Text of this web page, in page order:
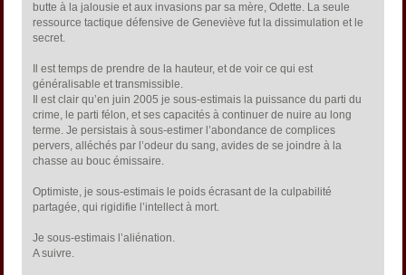
butte à la jalousie et aux invasions par sa mère, Odette. La seule
ressource tactique défensive de Geneviève fut la dissimulation et le
secret.
Il est temps de prendre de la hauteur, et de voir ce qui est
généralisable et transmissible.
Il est clair qu’en juin 2005 je sous-estimais la puissance du parti du
crime, le parti félon, et ses capacités à continuer de nuire au long
terme. Je persistais à sous-estimer l’abondance de complices
pervers, alléchés par l’odeur du sang, avides de se joindre à la
chasse au bouc émissaire.
Optimiste, je sous-estimais le poids écrasant de la culpabilité
partagée, qui rigidifie l’intellect à mort.
Je sous-estimais l’aliénation.
A suivre.